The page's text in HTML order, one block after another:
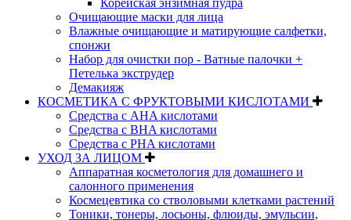
Корейская энзимная пудра
Очищающие маски для лица
Влажные очищающие и матирующие салфетки,
спонжи
Набор для очистки пор - Ватные палочки +
Петелька экструдер
Демакияж
КОСМЕТИКА С ФРУКТОВЫМИ КИСЛОТАМИ
Средства с AHA кислотами
Средства с BHA кислотами
Средства с PHA кислотами
УХОД ЗА ЛИЦОМ
Аппаратная косметология для домашнего и
салонного применения
Космецевтика со стволовыми клетками растений
Тоники, тонеры, лосьоны, флюиды, эмульсии,